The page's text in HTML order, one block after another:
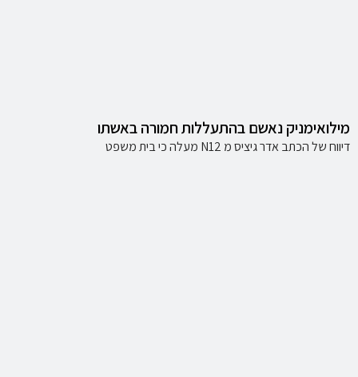
מילואימניק נאשם בהתעללות חמורה באשתו
דיווח של הכתב אדר גיציס מ N12 מעלה כי בית משפט